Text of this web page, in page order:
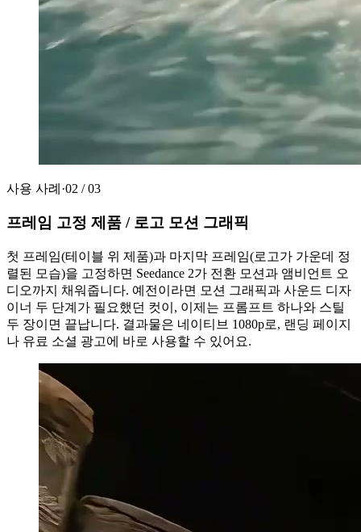
사용 사례 ·02 /03
프레임 고정 제품 / 로고 모션 그래픽
첫 프레임(테이블 위 제품)과 마지막 프레임(로고가 가운데 정
렬된 모습)을 고정하면 Seedance 2가 전환 모션과 앰비언트 오
디오까지 채워줍니다. 예전이라면 모션 그래픽과 사운드 디자
이너 두 단계가 필요했던 컷이, 이제는 프롬프트 하나와 스틸
두 장이면 끝납니다. 결과물은 네이티브 1080p로, 랜딩 페이지
나 유료 소셜 광고에 바로 사용할 수 있어요.